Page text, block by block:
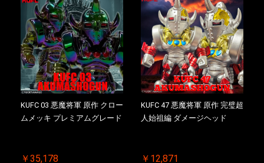
KUFC 03 悪魔将軍 原作 クロー
ムメッキ プレミアムグレード
￥35,178
KUFC 47 悪魔将軍 原作 完璧超
人始祖編 ダメージヘッド
￥12,871